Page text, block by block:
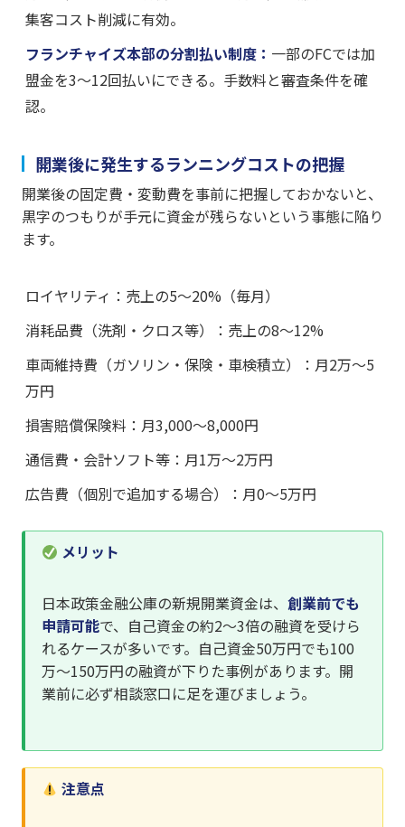
集客コスト削減に有効。
フランチャイズ本部の分割払い制度： 一部のFCでは加
盟金を3〜12回払いにできる。手数料と審査条件を確
認。
開業後に発生するランニングコストの把握
開業後の固定費・変動費を事前に把握しておかないと、
黒字のつもりが手元に資金が残らないという事態に陥り
ます。
ロイヤリティ：売上の5〜20%（毎月）
消耗品費（洗剤・クロス等）：売上の8〜12%
車両維持費（ガソリン・保険・車検積立）：月2万〜5
万円
損害賠償保険料：月3,000〜8,000円
通信費・会計ソフト等：月1万〜2万円
広告費（個別で追加する場合）：月0〜5万円
メリット
日本政策金融公庫の新規開業資金は、 創業前でも
申請可能で、自己資金の約2〜3倍の融資を受けら
れるケースが多いです。自己資金50万円でも100
万〜150万円の融資が下りた事例があります。開
業前に必ず相談窓口に足を運びましょう。
注意点